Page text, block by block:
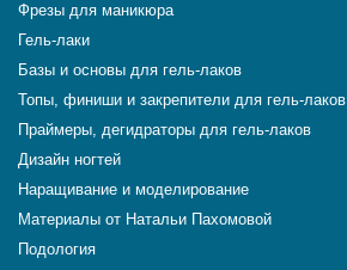
Фрезы для маникюра
Гель-лаки
Базы и основы для гель-лаков
Топы, финиши и закрепители для гель-лаков
Праймеры, дегидраторы для гель-лаков
Дизайн ногтей
Наращивание и моделирование
Материалы от Натальи Пахомовой
Подология